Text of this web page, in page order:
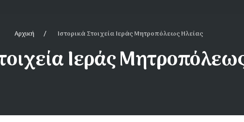
Αρχική Ιστορικά Στοιχεία Ιεράς Μητροπόλεως Ηλείας
Ιεράς